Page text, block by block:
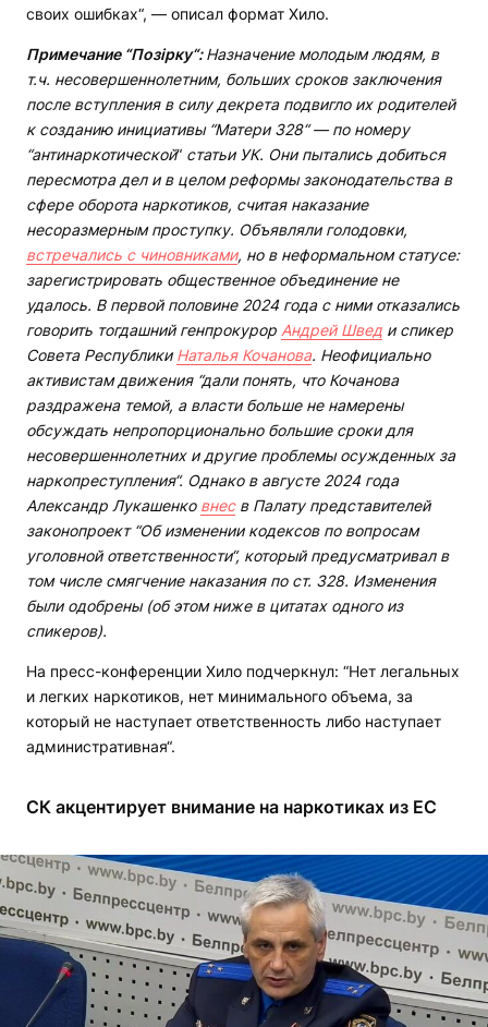
своих ошибках“, — описал формат Хило.
Примечание “Позірку“:Назначение молодым людям, в
т.ч. несовершеннолетним, больших сроков заключения
после вступления в силу декрета подвигло их родителей
к созданию инициативы “Матери 328“ — по номеру
“антинаркотической“ статьи УК. Они пытались добиться
пересмотра дел и в целом реформы законодательства в
сфере оборота наркотиков, считая наказание
несоразмерным проступку. Объявляли голодовки,
встречались с чиновниками, но в неформальном статусе:
зарегистрировать общественное объединение не
удалось. В первой половине 2024 года с ними отказались
говорить тогдашний генпрокурор Андрей Швед и спикер
Совета Республики Наталья Кочанова. Неофициально
активистам движения “дали понять, что Кочанова
раздражена темой, а власти больше не намерены
обсуждать непропорционально большие сроки для
несовершеннолетних и другие проблемы осужденных за
наркопреступления“. Однако в августе 2024 года
Александр Лукашенко внесв Палату представителей
законопроект “Об изменении кодексов по вопросам
уголовной ответственности“, который предусматривал в
том числе смягчение наказания по ст. 328. Изменения
были одобрены (об этом ниже в цитатах одного из
спикеров).
На пресс-конференции Хило подчеркнул: “Нет легальных
и легких наркотиков, нет минимального объема, за
который не наступает ответственность либо наступает
административная“.
СК акцентирует внимание на наркотиках из ЕС